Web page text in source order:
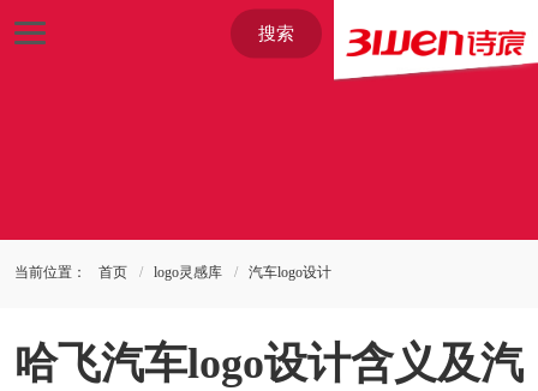
搜索
当前位置： 首页 logo灵感库 汽车logo设计
哈飞汽车logo设计含义及汽